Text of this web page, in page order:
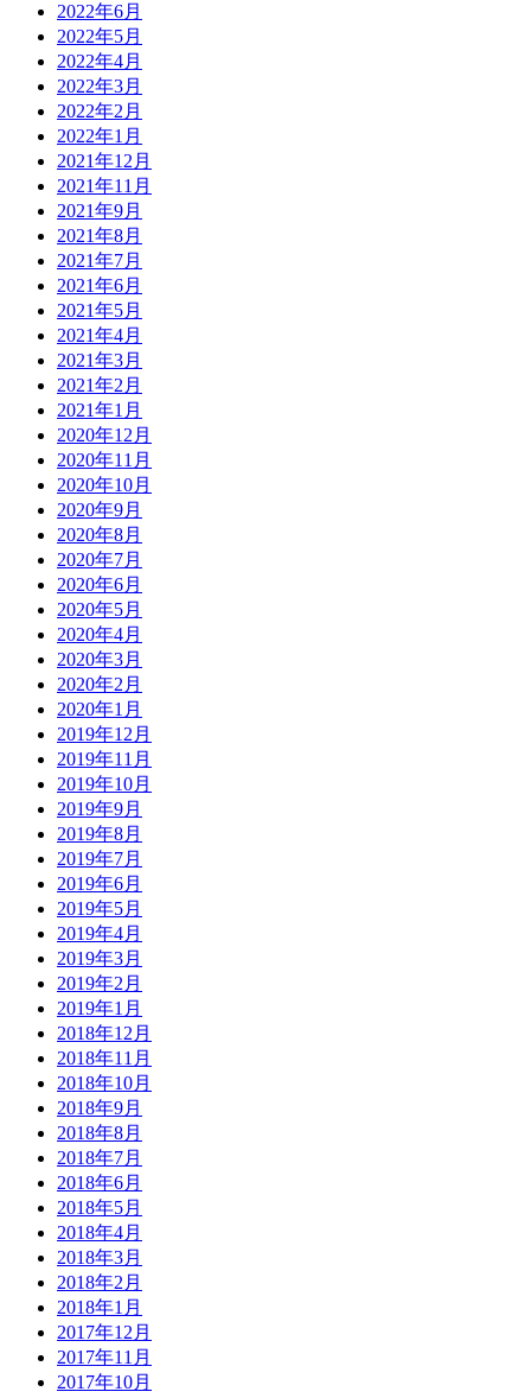
2022年6月
2022年5月
2022年4月
2022年3月
2022年2月
2022年1月
2021年12月
2021年11月
2021年9月
2021年8月
2021年7月
2021年6月
2021年5月
2021年4月
2021年3月
2021年2月
2021年1月
2020年12月
2020年11月
2020年10月
2020年9月
2020年8月
2020年7月
2020年6月
2020年5月
2020年4月
2020年3月
2020年2月
2020年1月
2019年12月
2019年11月
2019年10月
2019年9月
2019年8月
2019年7月
2019年6月
2019年5月
2019年4月
2019年3月
2019年2月
2019年1月
2018年12月
2018年11月
2018年10月
2018年9月
2018年8月
2018年7月
2018年6月
2018年5月
2018年4月
2018年3月
2018年2月
2018年1月
2017年12月
2017年11月
2017年10月